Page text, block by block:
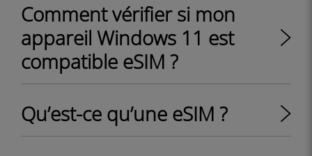
Comment vérifier si mon
appareil Windows 11 est
compatible eSIM ?
Qu’est-ce qu’une eSIM ?